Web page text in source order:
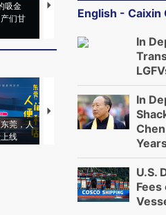
吸金
们甘
马航飞行员跨国走私7万
粒摇头丸 尿检体内含3种
莞，人
线
【推广】走进第四届链博
会，让数智科技“链”接产
English - Caixin
In
In
U.S.